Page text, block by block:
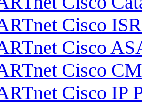
Cisco ISR
Cisco
Cisco
Cisco IP